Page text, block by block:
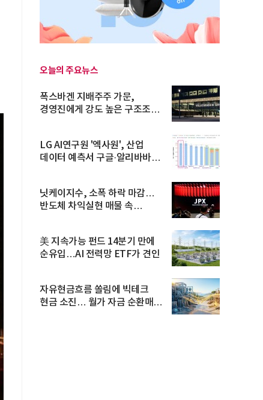
오늘의 주요뉴스
폭스바겐 지배주주 가문,
경영진에게 강도 높은 구조조정
LG AI연구원 '엑사원', 산업
데이터 예측서 구글·알리바바
닛케이지수, 소폭 하락 마감…
반도체 차익실현 매물 속
美 지속가능 펀드 14분기 만에
순유입…AI 전력망 ETF가 견인
자유현금흐름 쏠림에 빅테크
현금 소진… 월가 자금 순환매